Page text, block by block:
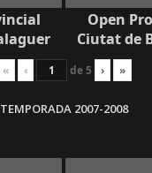
Open
Ciutat de
« ‹ de5 › »
TEMPORADA 2007-2008